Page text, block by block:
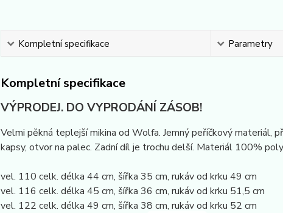
Kompletní specifikace Parametry
Kompletní specifikace
VÝPRODEJ. DO VYPRODÁNÍ ZÁSOB!
Velmi pěkná teplejší mikina od Wolfa. Jemný peříčkový materiál,
kapsy, otvor na palec. Zadní díl je trochu delší. Materiál 100%
vel. 110 celk. délka 44 cm, šířka 35 cm, rukáv od krku 49 cm
vel. 116 celk. délka 45 cm, šířka 36 cm, rukáv od krku 51,5 cm
vel. 122 celk. délka 49 cm, šířka 38 cm, rukáv od krku 52 cm